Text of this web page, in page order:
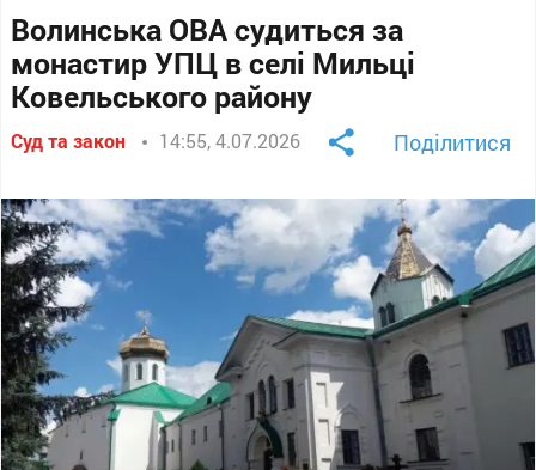
Волинська ОВА судиться за
монастир УПЦ в селі Мильці
Ковельського району
Суд та закон 14:55, 4.07.2026 Поділитися